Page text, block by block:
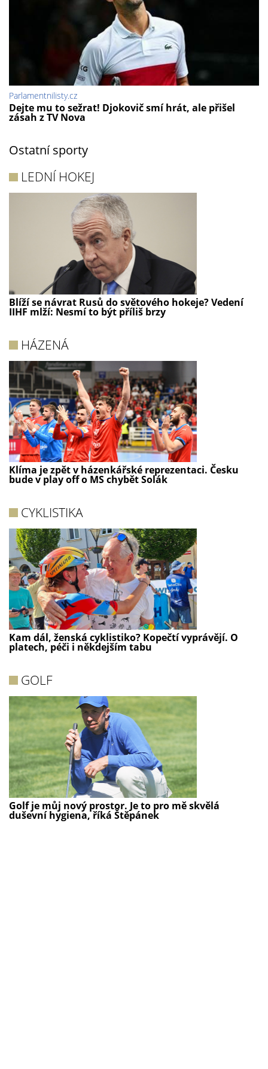
Parlamentnilisty.cz
Dejte mu to sežrat! Djokovič smí hrát, ale přišel
zásah z TV Nova
Ostatní sporty
LEDNÍ HOKEJ
Blíží se návrat Rusů do světového hokeje? Vedení
IIHF mlží: Nesmí to být příliš brzy
HÁZENÁ
Klíma je zpět v házenkářské reprezentaci. Česku
bude v play off o MS chybět Solák
CYKLISTIKA
Kam dál, ženská cyklistiko? Kopečtí vyprávějí. O
platech, péči i někdejším tabu
GOLF
Golf je můj nový prostor. Je to pro mě skvělá
duševní hygiena, říká Štěpánek